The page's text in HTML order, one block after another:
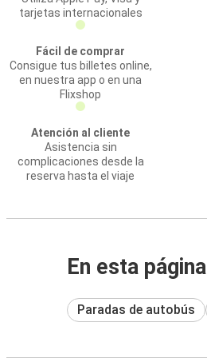
tarjetas internacionales
Fácil de comprar
Consigue tus billetes online,
en nuestra app o en una
Flixshop
Atención al cliente
Asistencia sin
complicaciones desde la
reserva hasta el viaje
En esta página
Paradas de autobús